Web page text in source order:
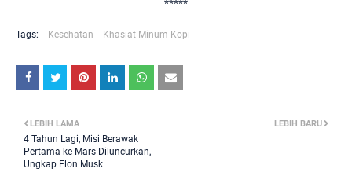
*****
Tags: Kesehatan Khasiat Minum Kopi
LEBIH BARU
LEBIH LAMA
4 Tahun Lagi, Misi Berawak
Pertama ke Mars Diluncurkan,
Ungkap Elon Musk